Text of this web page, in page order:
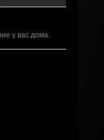
у вас дома.